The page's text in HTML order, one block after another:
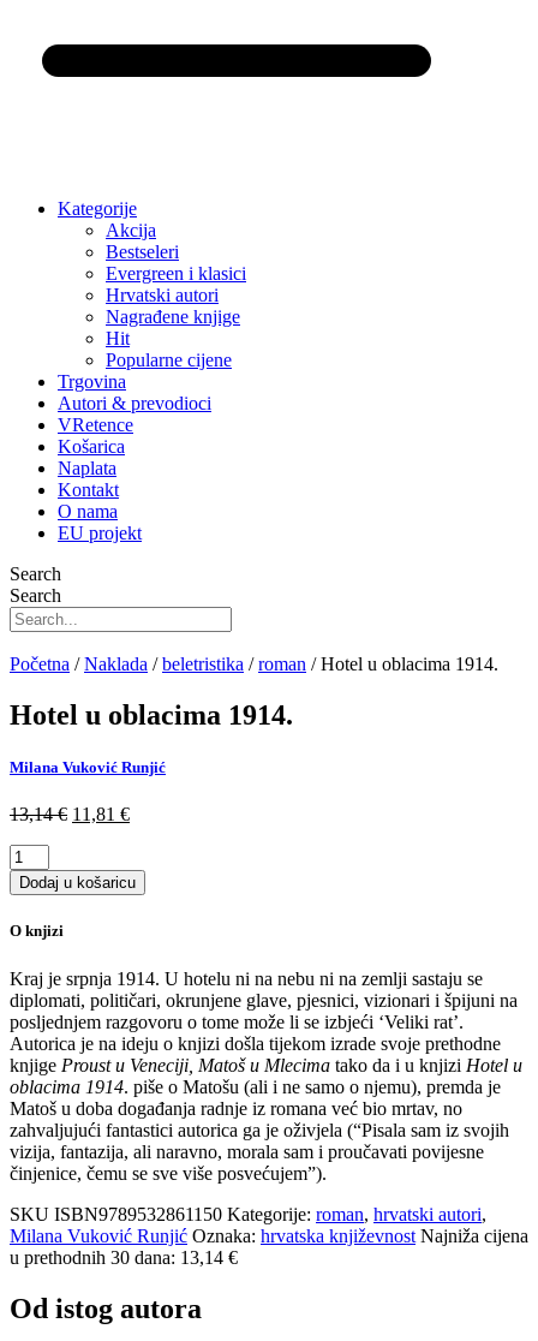
Kategorije
Akcija
Bestseleri
Evergreen i klasici
Hrvatski autori
Nagrađene knjige
Hit
Popularne cijene
Trgovina
Autori & prevodioci
VRetence
Košarica
Naplata
Kontakt
O nama
EU projekt
Search
Search
Početna /Naklada /beletristika /roman / Hotel u oblacima 1914.
Hotel u oblacima 1914.
Milana Vuković Runjić
13,14€ Izvorna
je:
13,14 €.
11,81 €Trenutna
11,81 €.
Hotel
u
oblacima
količina
Dodaj u košaricu
O knjizi
Kraj je srpnja 1914. U hotelu ni na nebu ni na zemlji sastaju se
diplomati, političari, okrunjene glave, pjesnici, vizionari i špijuni na
posljednjem razgovoru o tome može li se izbjeći ‘Veliki rat’.
Autorica je na ideju o knjizi došla tijekom izrade svoje prethodne
knjige Proust u Veneciji, Matoš u Mlecima tako da i u knjizi Hotel u
oblacima 1914. piše o Matošu (ali i ne samo o njemu), premda je
Matoš u doba događanja radnje iz romana već bio mrtav, no
zahvaljujući fantastici autorica ga je oživjela (“Pisala sam iz svojih
vizija, fantazija, ali naravno, morala sam i proučavati povijesne
činjenice, čemu se sve više posvećujem”).
SKU ISBN9789532861150 Kategorije: roman, hrvatski autori,
Milana Vuković Runjić Oznaka: hrvatska književnost Najniža cijena
u prethodnih 30 dana: 13,14 €
Od istog autora